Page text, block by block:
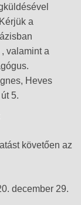
a
valamint a
Heves
5.
követően az
december 29.